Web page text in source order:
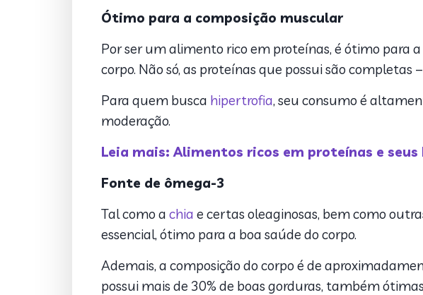
Ótimo para a composição muscular
Por ser um alimento rico em proteínas, é ótimo para
corpo. Não só, as proteínas que possui são completas
Para quem busca hipertrofia, seu consumo é
moderação.
Leia mais: Alimentos ricos em proteínas e seus
Fonte de ômega-3
Tal como a chia e certas oleaginosas, bem como
essencial, ótimo para a boa saúde do corpo.
Ademais, a composição do corpo é de
possui mais de 30% de boas gorduras, também